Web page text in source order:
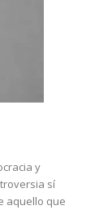
y
sí
aquello que